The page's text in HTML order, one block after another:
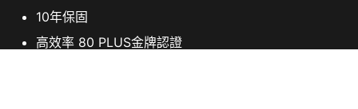
10年保固
高效率 80 PLUS金牌認證